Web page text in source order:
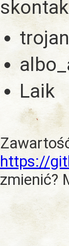
trojan
Laik
https://
zmienić?